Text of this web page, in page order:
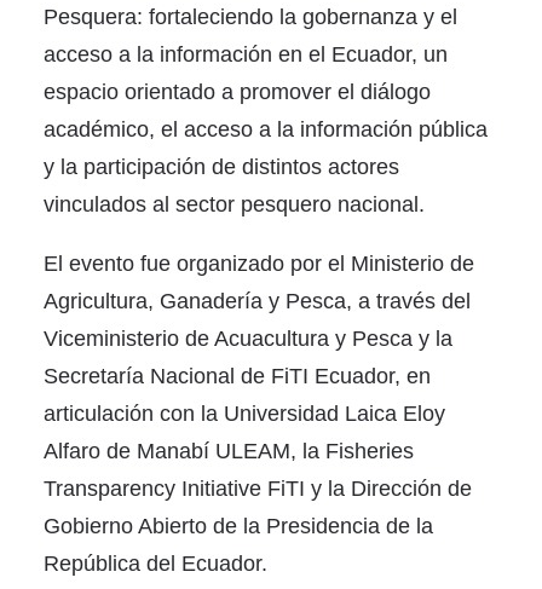
Pesquera: fortaleciendo la gobernanza y el
acceso a la información en el Ecuador, un
espacio orientado a promover el diálogo
académico, el acceso a la información pública
y la participación de distintos actores
vinculados al sector pesquero nacional.
El evento fue organizado por el Ministerio de
Agricultura, Ganadería y Pesca, a través del
Viceministerio de Acuacultura y Pesca y la
Secretaría Nacional de FiTI Ecuador, en
articulación con la Universidad Laica Eloy
Alfaro de Manabí ULEAM, la Fisheries
Transparency Initiative FiTI y la Dirección de
Gobierno Abierto de la Presidencia de la
República del Ecuador.